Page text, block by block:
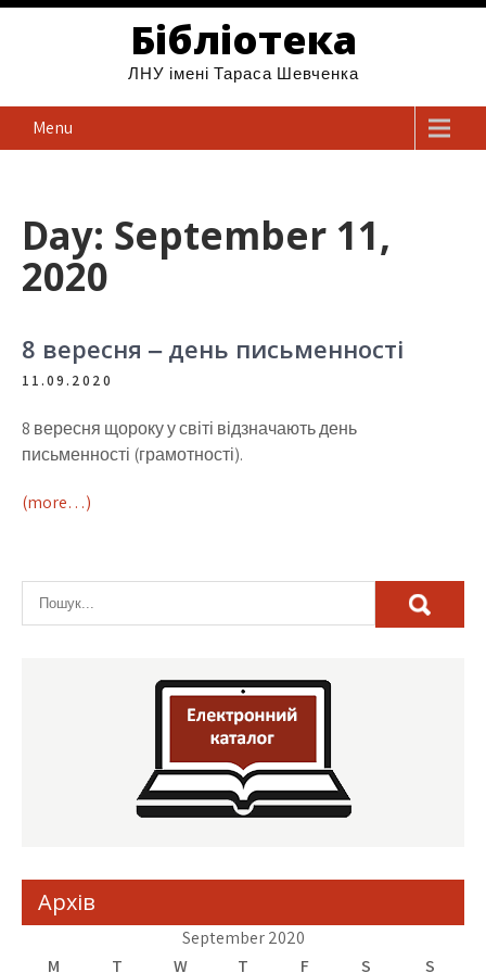
Бібліотека
ЛНУ імені Тараса Шевченка
Menu
Day: September 11,
2020
8 вересня ‒ день письменності
11.09.2020
8 вересня щороку у світі відзначають день
письменності (грамотності).
(more…)
Архів
September 2020
M
T W T F S S